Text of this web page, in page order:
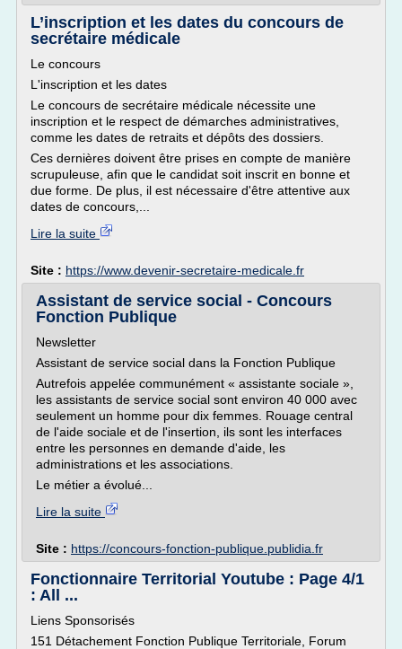
L’inscription et les dates du concours de
secrétaire médicale
Le concours
L'inscription et les dates
Le concours de secrétaire médicale nécessite une
inscription et le respect de démarches administratives,
comme les dates de retraits et dépôts des dossiers.
Ces dernières doivent être prises en compte de manière
scrupuleuse, afin que le candidat soit inscrit en bonne et
due forme. De plus, il est nécessaire d'être attentive aux
dates de concours,...
Lire la suite
Site : https://www.devenir-secretaire-medicale.fr
Assistant de service social - Concours
Fonction Publique
Newsletter
Assistant de service social dans la Fonction Publique
Autrefois appelée communément « assistante sociale »,
les assistants de service social sont environ 40 000 avec
seulement un homme pour dix femmes. Rouage central
de l'aide sociale et de l'insertion, ils sont les interfaces
entre les personnes en demande d'aide, les
administrations et les associations.
Le métier a évolué...
Lire la suite
Site : https://concours-fonction-publique.publidia.fr
Fonctionnaire Territorial Youtube : Page 4/1
: All ...
Liens Sponsorisés
151 Détachement Fonction Publique Territoriale, Forum